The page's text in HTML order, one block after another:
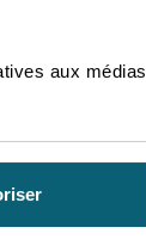
aux médias